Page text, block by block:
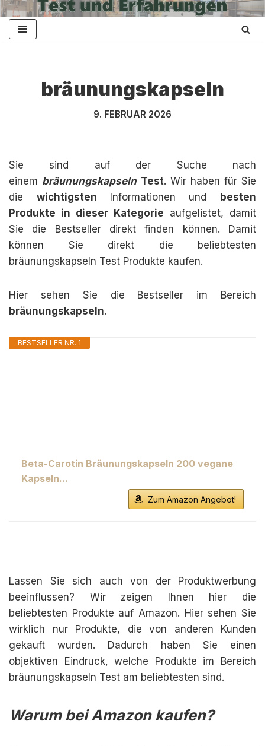
Zum
bräunungskapseln
9. FEBRUAR 2026
Sie sind auf der Suche nach
einem bräunungskapseln Test. Wir haben für Sie
die wichtigsten Informationen und
besten
Produkte in dieser Kategorie aufgelistet, damit
Sie die Bestseller direkt finden können. Damit
können Sie direkt die beliebtesten
bräunungskapseln Test Produkte kaufen.
Hier sehen Sie die Bestseller im Bereich
bräunungskapseln.
BESTSELLER NR. 1
Beta-Carotin Bräunungskapseln 200 vegane
Kapseln...
Zum Amazon Angebot!
Lassen Sie sich auch von der Produktwerbung
beeinflussen? Wir zeigen Ihnen hier die
beliebtesten Produkte auf Amazon. Hier sehen Sie
wirklich nur Produkte, die von anderen Kunden
gekauft wurden. Dadurch haben Sie einen
objektiven Eindruck, welche Produkte im Bereich
bräunungskapseln Test am beliebtesten sind.
Warum bei Amazon kaufen?